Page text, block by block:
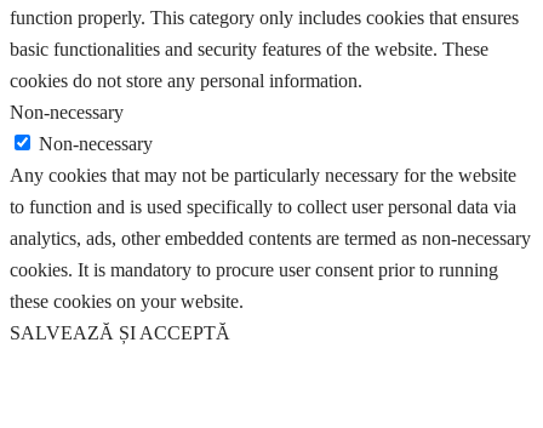
function properly. This category only includes cookies that ensures
basic functionalities and security features of the website. These
cookies do not store any personal information.
Non-necessary
Non-necessary
Any cookies that may not be particularly necessary for the website
to function and is used specifically to collect user personal data via
analytics, ads, other embedded contents are termed as non-necessary
cookies. It is mandatory to procure user consent prior to running
these cookies on your website.
SALVEAZĂ ȘI ACCEPTĂ